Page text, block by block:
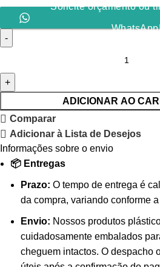
Solicite orçamento ou
ADICIONAR AO
Comparar
Adicionar à Lista de Desejos
Informações sobre o envio
📦 Entregas
Prazo: O tempo de entrega é
da compra, variando conforme
Envio: Nossos produtos
cuidadosamente embalados
cheguem intactos. O despacho